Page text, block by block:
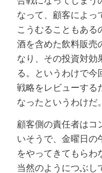
なって、顧客によっ
こうむることもある
酒を含めた飲料販売
なり、その投資対効
る。というわけで今
戦略をレビューする
なったというわけだ。
顧客側の責任者はコ
いそうで、金曜日の
をやってきてもらわ
当然のようにつぶし